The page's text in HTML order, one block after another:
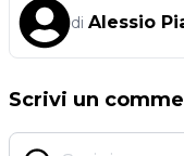
di Alessio
Scrivi un